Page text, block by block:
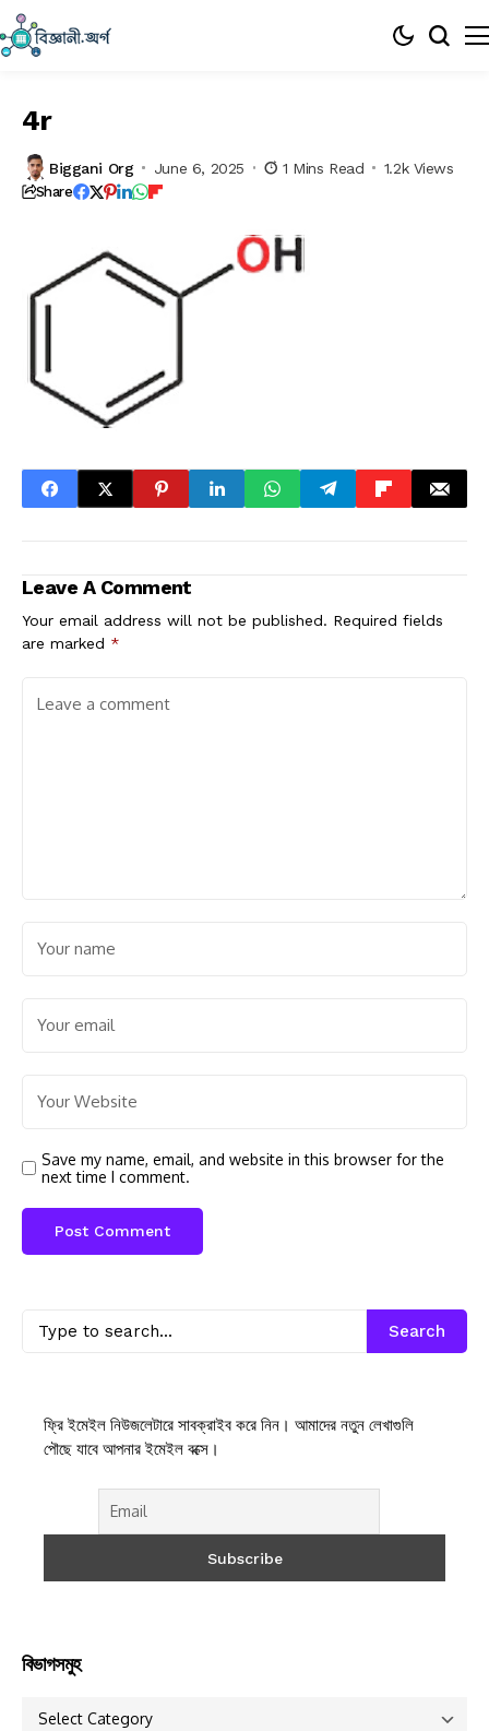
4r
Biggani Org June 6, 2025 1 Mins Read 1.2k Views
Share
Leave A Comment
Your email address will not be published. Required fields
are marked *
Save my name, email, and website in this browser for the
next time I comment.
Search
ফ্রি ইমেইল নিউজলেটারে সাবক্রাইব করে নিন। আমাদের নতুন লেখাগুলি
পৌছে যাবে আপনার ইমেইল বক্সে।
বিভাগসমুহ